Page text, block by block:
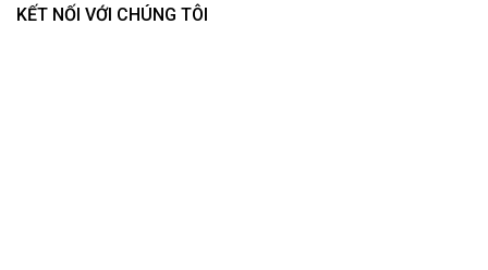
KẾT NỐI VỚI CHÚNG TÔI